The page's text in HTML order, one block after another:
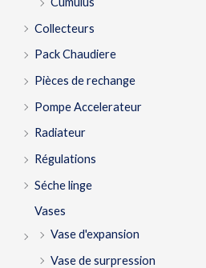
Collecteurs
Pack Chaudiere
Pièces de rechange
Pompe Accelerateur
Radiateur
Régulations
Séche linge
Vases
Vase d'expansion
Vase de surpression